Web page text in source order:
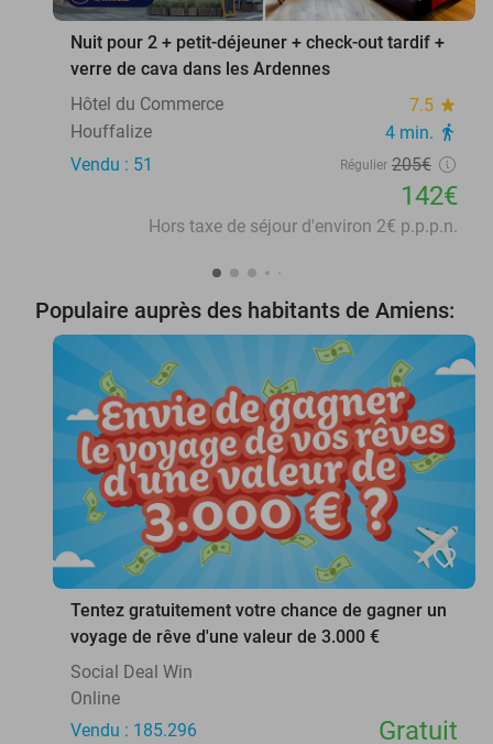
Nuit pour 2 + petit-déjeuner + check-out tardif +
verre de cava dans les Ardennes
Hôtel du Commerce
7.5 star
Houffalize 4 min. directions_walk
Vendu : 51 Régulier 205€
142€
Hors taxe de séjour d'environ 2€ p.p.p.n.
Populaire auprès des habitants de Amiens:
favorite_border
Tentez gratuitement votre chance de gagner un
voyage de rêve d'une valeur de 3.000 €
Social Deal Win
Online
Vendu : 185.296
Gratuit